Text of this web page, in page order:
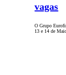
vagas
O Grupo
13 e 14 de